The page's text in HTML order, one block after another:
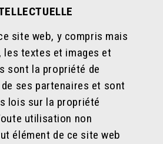
site web, y compris mais
les textes et images et
sont la propriété de
de ses partenaires et sont
lois sur la propriété
utilisation non
élément de ce site web